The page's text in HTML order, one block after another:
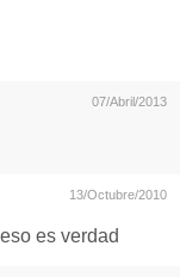
07/Abril/2013
13/Octubre/2010
es verdad